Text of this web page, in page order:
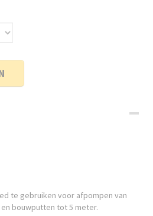
te gebruiken voor afpompen van
bouwputten tot 5 meter.